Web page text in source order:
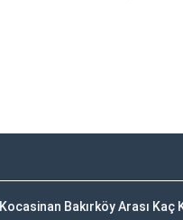
Kocasinan Bakırköy Arası Kaç